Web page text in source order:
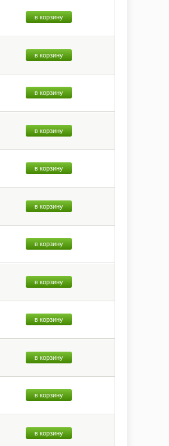
в корзину
в корзину
в корзину
в корзину
в корзину
в корзину
в корзину
в корзину
в корзину
в корзину
в корзину
в корзину